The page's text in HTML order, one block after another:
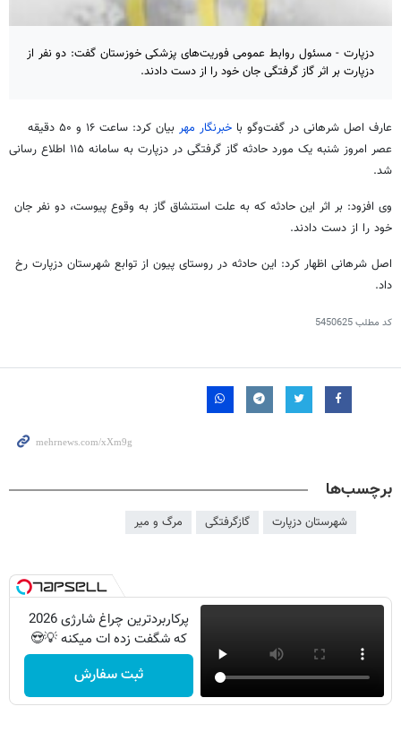
دزپارت - مسئول روابط عمومی فوریت‌های پزشکی خوزستان گفت: دو نفر از
دزپارت بر اثر گاز گرفتگی جان خود را از دست دادند.
عارف اصل شرهانی در گفت‌وگو با خبرنگار مهر
بیان کرد: ساعت ۱۶ و ۵۰ دقیقه
عصر امروز شنبه یک مورد حادثه گاز گرفتگی در دزپارت
به سامانه ۱۱۵ اطلاع رسانی
شد.
وی افزود: بر اثر این حادثه که به علت استنشاق گاز به وقوع پیوست، دو نفر جان
خود را از دست دادند.
اصل شرهانی اظهار کرد: این حادثه در روستای پیون از توابع شهرستان دزپارت رخ
داد.
کد مطلب5450625
برچسب‌ها
شهرستان دزپارت گازگرفتگی مرگ و میر
پرکاربردترین چراغ شارژی 2026
که شگفت زده ات میکنه 💡😍
ثبت سفارش